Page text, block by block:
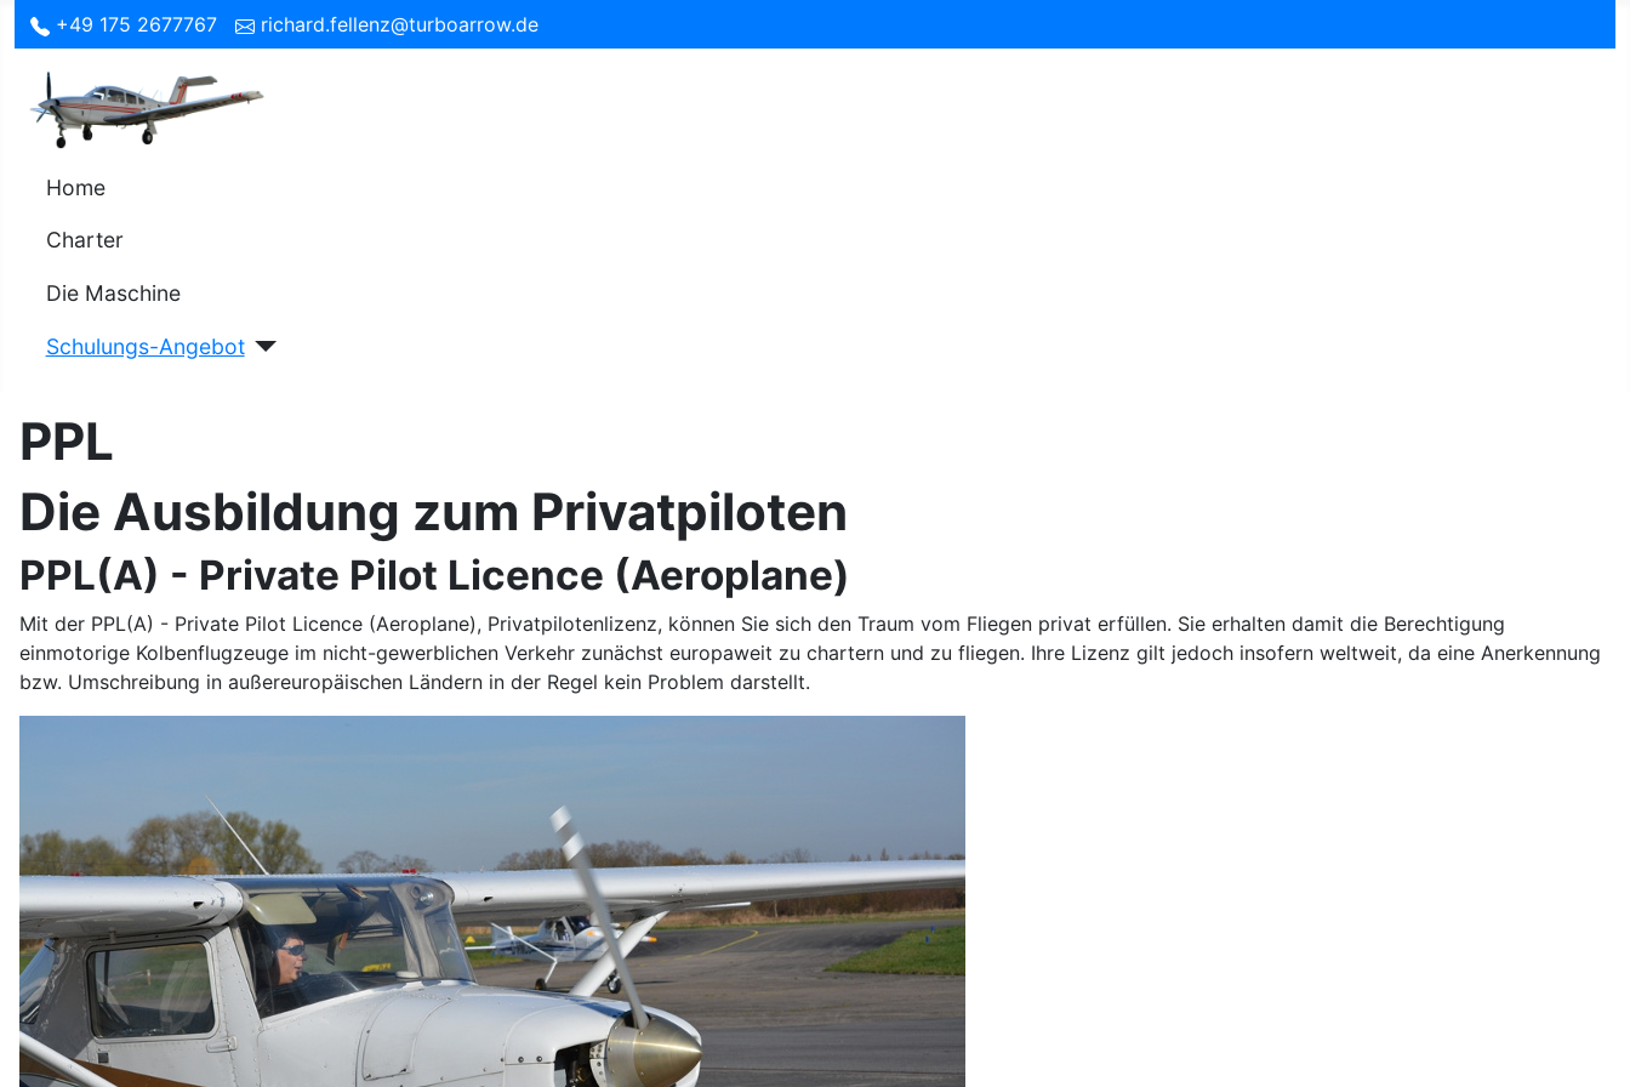
+49 175 2677767 richard.fellenz@turboarrow.de
Home
Charter
Die Maschine
Schulungs-Angebot
PPL
Die Ausbildung zum Privatpiloten
PPL(A) - Private Pilot Licence (Aeroplane)
Mit der PPL(A) - Private Pilot Licence (Aeroplane), Privatpilotenlizenz, können Sie sich den Traum vom Fliegen privat erfüllen. Sie erhalten damit die Berechtigung
einmotorige Kolbenflugzeuge im nicht-gewerblichen Verkehr zunächst europaweit zu chartern und zu fliegen. Ihre Lizenz gilt jedoch insofern weltweit, da eine Anerkennung
bzw. Umschreibung in außereuropäischen Ländern in der Regel kein Problem darstellt.